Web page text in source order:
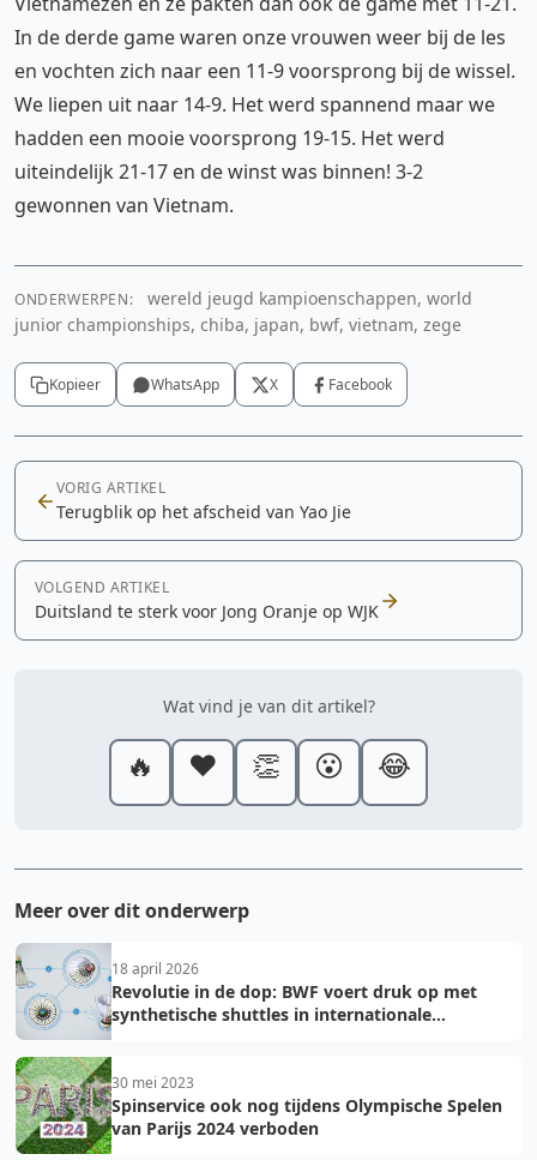
In de derde game waren onze vrouwen weer bij de les
en vochten zich naar een 11-9 voorsprong bij de wissel.
We liepen uit naar 14-9. Het werd spannend maar we
hadden een mooie voorsprong 19-15. Het werd
uiteindelijk 21-17 en de winst was binnen! 3-2
gewonnen van Vietnam.
ONDERWERPEN:
wereld jeugd kampioenschappen, world
junior championships, chiba, japan, bwf, vietnam, zege
Kopieer WhatsApp X Facebook
VORIG ARTIKEL
Terugblik op het afscheid van Yao Jie
VOLGEND ARTIKEL
Duitsland te sterk voor Jong Oranje op WJK
Wat vind je van dit artikel?
🔥 ❤️ 👏 😮 😂
Meer over dit onderwerp
18 april 2026
Revolutie in de dop: BWF voert druk op met
synthetische shuttles in internationale
30 mei 2023
Spinservice ook nog tijdens Olympische Spelen
van Parijs 2024 verboden